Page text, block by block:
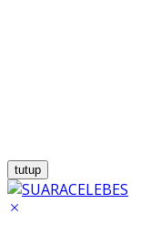
tutup